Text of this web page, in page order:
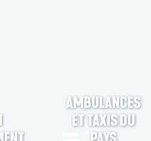
AMBULANCES
ET TAXIS DU